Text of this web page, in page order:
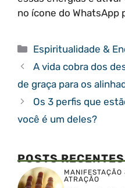
no ícone do WhatsApp
Categorias
Espiritualidade &
A vida cobra dos
de graça para os
Os 3 perfis que
você é um deles?
POSTS RECENTES
ATRAÇÃO